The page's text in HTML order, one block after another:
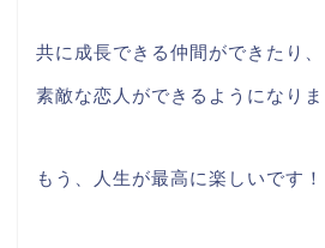
共に成長できる仲間ができたり、
素敵な恋人ができるようになりま
もう、人生が最高に楽しいです！